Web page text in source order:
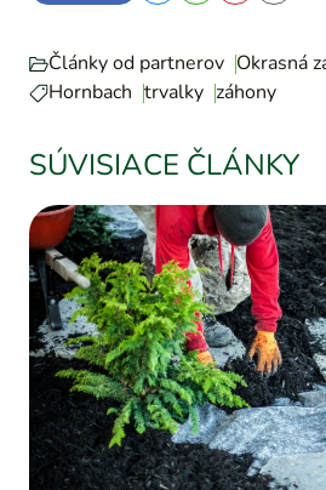
Články od partnerov Okrasná
Hornbach trvalky záhony
SÚVISIACE ČLÁNKY